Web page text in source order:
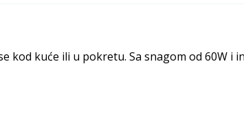
kod kuće ili u pokretu. Sa snagom od 60W